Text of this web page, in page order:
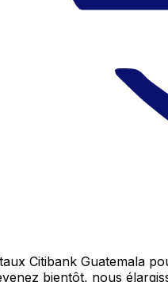
Citibank Guatemala
bientôt, nous